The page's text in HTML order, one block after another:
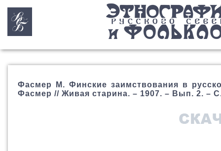
Фасмер М. Финские заимствования в
Фасмер // Живая старина. – 1907. – Вып. 2. –